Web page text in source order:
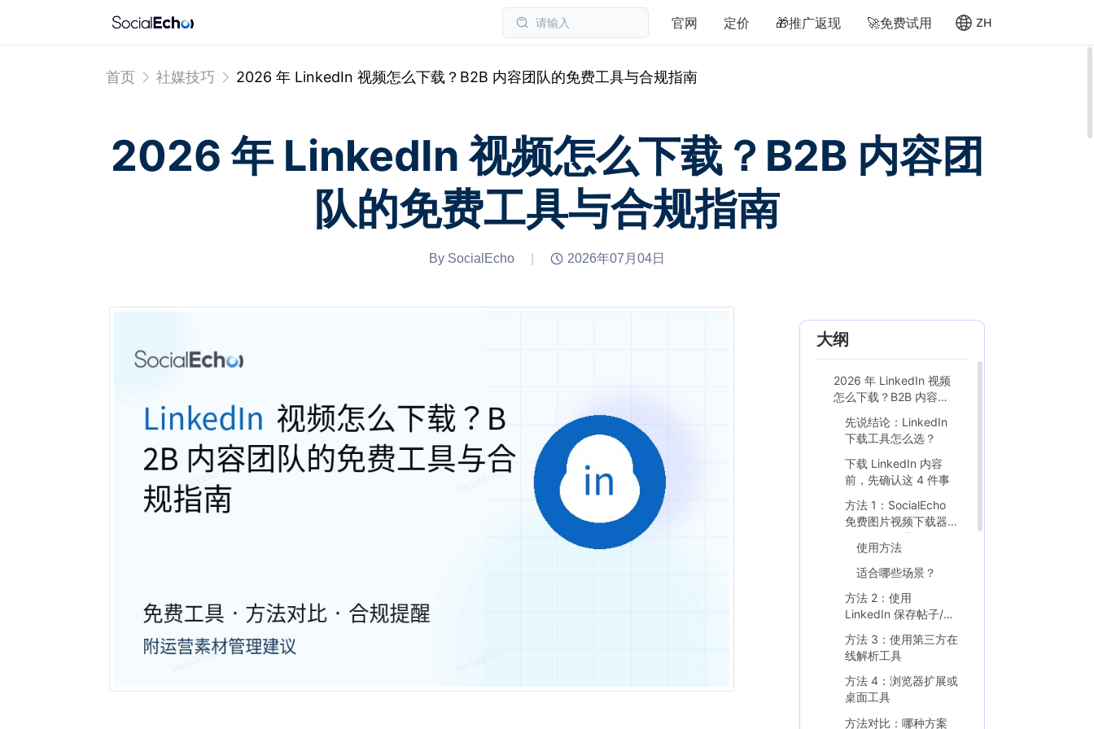
请输入 官网 定价 🎁推广返现 🚀免费试用 ZH
首页 社媒技巧 2026 年 LinkedIn 视频怎么下载？B2B 内容团队的免费工具与合规指南
2026 年 LinkedIn 视频怎么下载？B2B 内容团
队的免费工具与合规指南
By SocialEcho 2026年07月04日
大纲
2026 年 LinkedIn 视频
怎么下载？B2B 内容团
先说结论：LinkedIn
下载工具怎么选？
下载 LinkedIn 内容
前，先确认这 4 件事
方法 1：SocialEcho
免费图片视频下载器
（首推给运营团队）
使用方法
适合哪些场景？
方法 2：使用
LinkedIn 保存帖子/复
方法 3：使用第三方在
线解析工具
方法 4：浏览器扩展或
桌面工具
方法对比：哪种方案